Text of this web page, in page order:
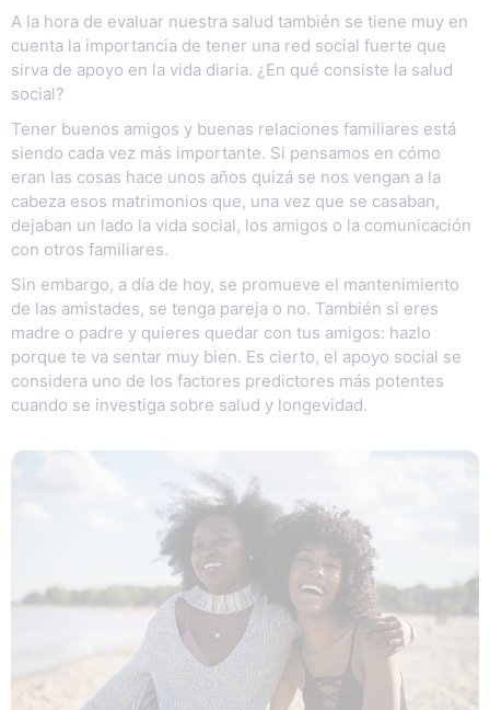
A la hora de evaluar nuestra salud también se tiene muy en
cuenta la importancia de tener una red social fuerte que
sirva de apoyo en la vida diaria. ¿En qué consiste la salud
social?
Tener buenos amigos y buenas relaciones familiares está
siendo cada vez más importante. Si pensamos en cómo
eran las cosas hace unos años quizá se nos vengan a la
cabeza esos matrimonios que, una vez que se casaban,
dejaban un lado la vida social, los amigos o la comunicación
con otros familiares.
Sin embargo, a día de hoy, se promueve el mantenimiento
de las amistades, se tenga pareja o no. También si eres
madre o padre y quieres quedar con tus amigos: hazlo
porque te va sentar muy bien. Es cierto, el apoyo social se
considera uno de los factores predictores más potentes
cuando se investiga sobre salud y longevidad.